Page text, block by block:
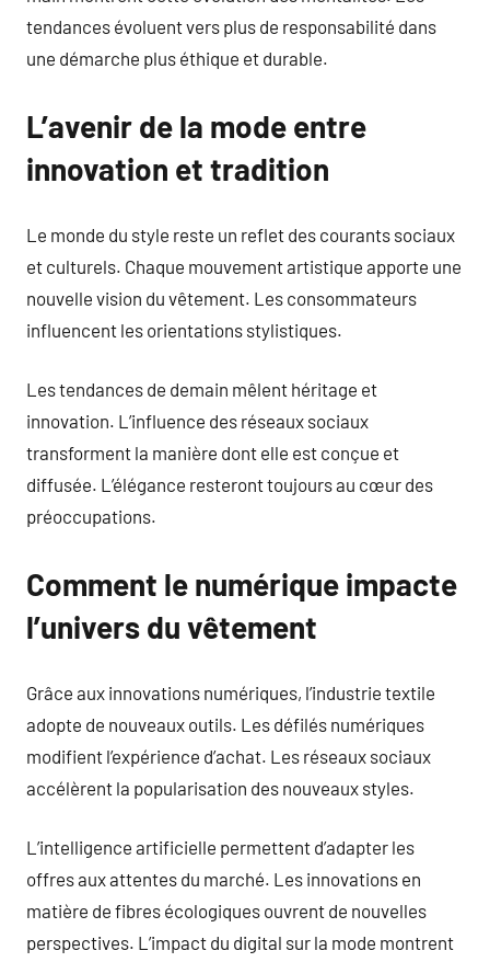
tendances évoluent vers plus de responsabilité dans
une démarche plus éthique et durable.
L’avenir de la mode entre
innovation et tradition
Le monde du style reste un reflet des courants sociaux
et culturels. Chaque mouvement artistique apporte une
nouvelle vision du vêtement. Les consommateurs
influencent les orientations stylistiques.
Les tendances de demain mêlent héritage et
innovation. L’influence des réseaux sociaux
transforment la manière dont elle est conçue et
diffusée. L’élégance resteront toujours au cœur des
préoccupations.
Comment le numérique impacte
l’univers du vêtement
Grâce aux innovations numériques, l’industrie textile
adopte de nouveaux outils. Les défilés numériques
modifient l’expérience d’achat. Les réseaux sociaux
accélèrent la popularisation des nouveaux styles.
L’intelligence artificielle permettent d’adapter les
offres aux attentes du marché. Les innovations en
matière de fibres écologiques ouvrent de nouvelles
perspectives. L’impact du digital sur la mode montrent